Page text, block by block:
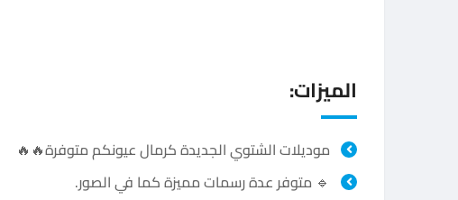
الميزات:
موديلات الشتوي الجديدة كرمال عيونكم متوفرة🔥🔥
🔹 متوفر عدة رسمات مميزة كما في الصور.